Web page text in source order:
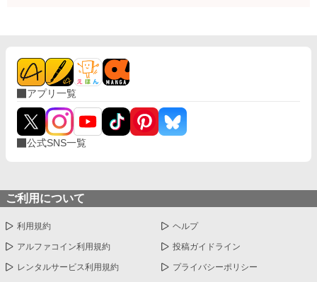
アプリ一覧
公式SNS一覧
ご利用について
利用規約 ヘルプ
アルファコイン利用規約 投稿ガイドライン
レンタルサービス利用規約 プライバシーポリシー